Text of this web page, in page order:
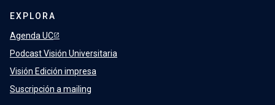
EXPLORA
Agenda UC
Podcast Visión Universitaria
Visión Edición impresa
Suscripción a mailing